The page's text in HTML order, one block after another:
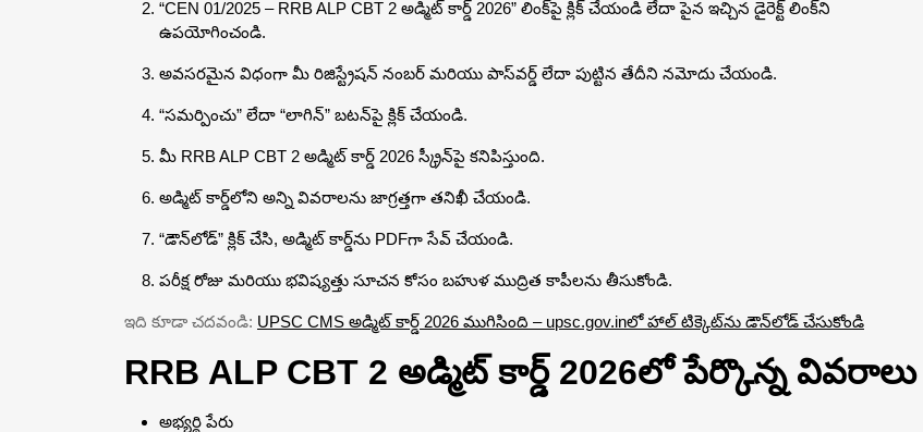
“CEN 01/2025 – RRB ALP CBT 2 అడ్మిట్ కార్డ్ 2026” లింక్‌పై క్లిక్ చేయండి లేదా పైన ఇచ్చిన డైరెక్ట్ లింక్‌ని
ఉపయోగించండి.
అవసరమైన విధంగా మీ రిజిస్ట్రేషన్ నంబర్ మరియు పాస్‌వర్డ్ లేదా పుట్టిన తేదీని నమోదు చేయండి.
“సమర్పించు” లేదా “లాగిన్” బటన్‌పై క్లిక్ చేయండి.
మీ RRB ALP CBT 2 అడ్మిట్ కార్డ్ 2026 స్క్రీన్‌పై కనిపిస్తుంది.
అడ్మిట్ కార్డ్‌లోని అన్ని వివరాలను జాగ్రత్తగా తనిఖీ చేయండి.
“డౌన్‌లోడ్” క్లిక్ చేసి, అడ్మిట్ కార్డ్‌ను PDFగా సేవ్ చేయండి.
పరీక్ష రోజు మరియు భవిష్యత్తు సూచన కోసం బహుళ ముద్రిత కాపీలను తీసుకోండి.
ఇది కూడా చదవండి: UPSC CMS అడ్మిట్ కార్డ్ 2026 ముగిసింది – upsc.gov.inలో హాల్ టిక్కెట్‌ను డౌన్‌లోడ్ చేసుకోండి
RRB ALP CBT 2 అడ్మిట్ కార్డ్ 2026లో పేర్కొన్న వివరాలు
అభ్యర్థి పేరు